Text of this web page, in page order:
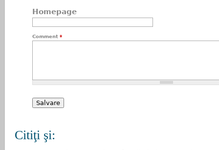
Homepage
Comment *
Citiţi şi: